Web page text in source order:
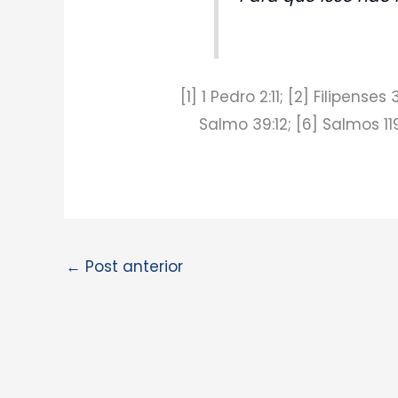
[1] 1 Pedro 2:11; [2]
Salmo 39:12; [6] Salmos
← Post anterior